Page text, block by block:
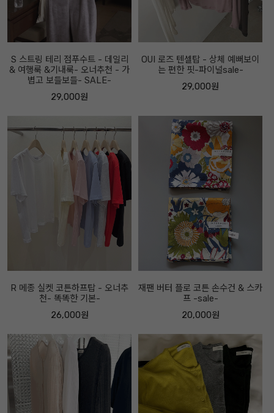
S 스트링 테리 점푸수트 - 데일리
& 여행룩 &기내룩- 오너추천 - 가
볍고 보들보들- SALE-
29,000원
OUI 로즈 텐셀탑 - 상체 예뻐보이
는 편한 핏-파이널sale-
29,000원
R 메종 실켓 코튼하프탑 - 오너추
천- 똑똑한 기본-
26,000원
재팬 버터 플로 코튼 손수건 & 스카
프 -sale-
20,000원